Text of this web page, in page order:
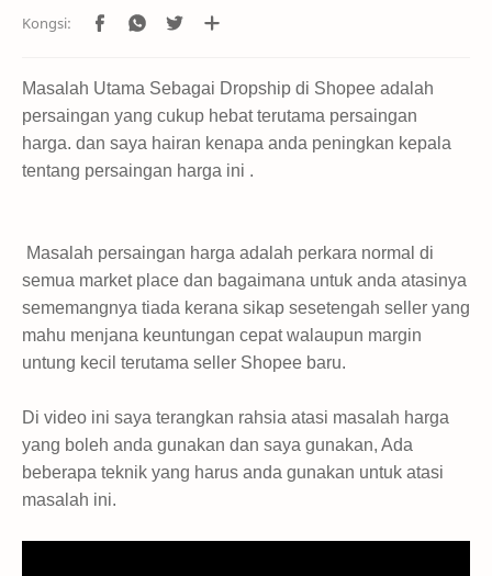
Masalah Utama Sebagai Dropship di Shopee adalah
persaingan yang cukup hebat terutama persaingan
harga. dan saya hairan kenapa anda peningkan kepala
tentang persaingan harga ini .
Masalah persaingan harga adalah perkara normal di
semua market place dan bagaimana untuk anda atasinya
sememangnya tiada kerana sikap sesetengah seller yang
mahu menjana keuntungan cepat walaupun margin
untung kecil terutama seller Shopee baru.
Di video ini saya terangkan rahsia atasi masalah harga
yang boleh anda gunakan dan saya gunakan, Ada
beberapa teknik yang harus anda gunakan untuk atasi
masalah ini.